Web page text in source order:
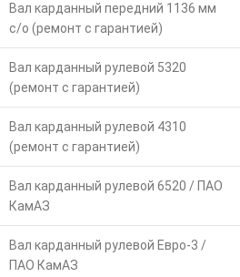
Вал карданный передний 1136 мм
с/о (ремонт с гарантией)
Вал карданный рулевой 5320
(ремонт с гарантией)
Вал карданный рулевой 4310
(ремонт с гарантией)
Вал карданный рулевой 6520 / ПАО
КамАЗ
Вал карданный рулевой Евро-3 /
ПАО КамАЗ